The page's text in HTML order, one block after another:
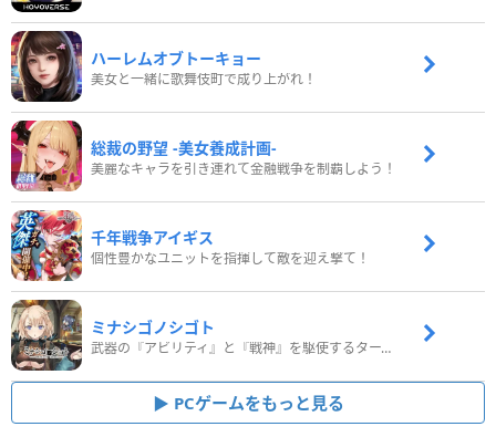
ハーレムオブトーキョー
美女と一緒に歌舞伎町で成り上がれ！
総裁の野望 -美女養成計画-
美麗なキャラを引き連れて金融戦争を制覇しよう！
千年戦争アイギス
個性豊かなユニットを指揮して敵を迎え撃て！
ミナシゴノシゴト
武器の『アビリティ』と『戦神』を駆使するターン制コマンドバトルRPG！
PCゲームをもっと見る